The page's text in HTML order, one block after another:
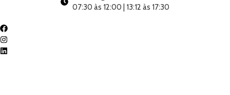
07:30 às 12:00 | 13:12 às 17:30